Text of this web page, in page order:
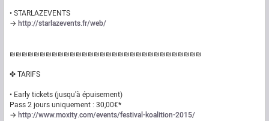
• STARLAZEVENTS
→ http://starlazevents.fr/web/
₪₪₪₪₪₪₪₪₪₪₪₪₪₪₪₪₪₪₪₪₪₪₪₪₪₪₪₪₪₪₪₪
✤ TARIFS
• Early tickets (jusqu'à épuisement)
Pass 2 jours uniquement : 30,00€*
→ http://www.moxity.com/events/festival-koalition-2015/